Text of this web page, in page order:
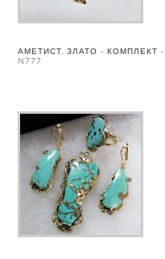
АМЕТИСТ, ЗЛАТО – КОМПЛЕКТ –
N777